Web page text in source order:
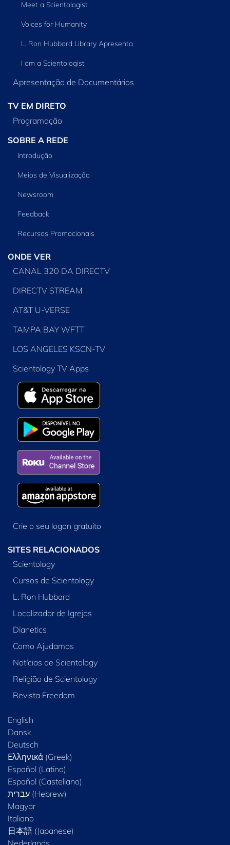
Meet a Scientologist
Voices for Humanity
L. Ron Hubbard Library Apresenta
I am a Scientologist
Apresentação de Documentários
TV EM DIRETO
Programação
SOBRE A REDE
Introdução
Meios de Visualização
Newsroom
Feedback
Recursos Promocionais
ONDE VER
CANAL 320 DA DIRECTV
DIRECTV STREAM
AT&T U-VERSE
TAMPA BAY WFTT
LOS ANGELES KSCN-TV
Scientology TV Apps
Crie o seu logon gratuito
SITES RELACIONADOS
Scientology
Cursos de Scientology
L. Ron Hubbard
Localizador de Igrejas
Dianetics
Como Ajudamos
Notícias de Scientology
Religião de Scientology
Revista Freedom
English
Dansk
Deutsch
Ελληνικά (Greek)
Español (Latino)
Español (Castellano)
Magyar
Italiano
日本語 (Japanese)